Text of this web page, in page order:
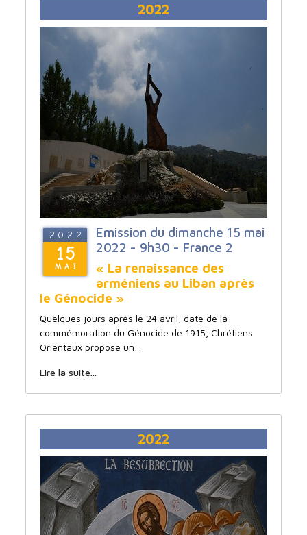
2022
2022
15
MAI
Emission du dimanche 15 mai
2022 - 9h30 - France 2
« La renaissance des
arméniens au Liban après
le Génocide »
Quelques jours après le 24 avril, date de la
commémoration du Génocide de 1915, Chrétiens
Orientaux propose un…
Lire la suite...
2022